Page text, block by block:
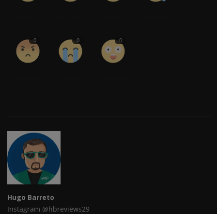
0 0 0
Hugo Barreto
Instagram @hbreviews29